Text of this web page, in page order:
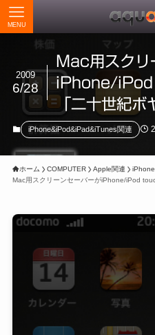
MENU
Mac用スクリ
iPhone/iPod
「二十世紀ボ
2009
6/28
iPhone&iPod&iPad&iTunes関連
ホーム COMPUTER Apple関連
Mac用スクリーンセーバーがiPhone/iPod